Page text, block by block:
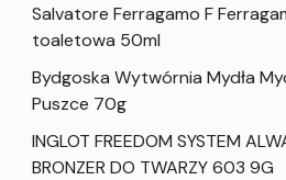
Salvatore Ferragamo F
toaletowa 50ml
Bydgoska Wytwórnia Mydła
Puszce 70g
INGLOT FREEDOM SYSTEM
BRONZER DO TWARZY 603 9G